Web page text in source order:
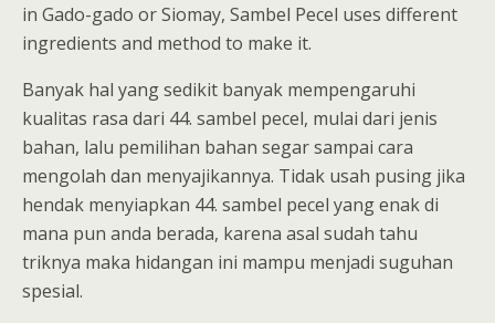
in Gado-gado or Siomay, Sambel Pecel uses different
ingredients and method to make it.
Banyak hal yang sedikit banyak mempengaruhi
kualitas rasa dari 44. sambel pecel, mulai dari jenis
bahan, lalu pemilihan bahan segar sampai cara
mengolah dan menyajikannya. Tidak usah pusing jika
hendak menyiapkan 44. sambel pecel yang enak di
mana pun anda berada, karena asal sudah tahu
triknya maka hidangan ini mampu menjadi suguhan
spesial.